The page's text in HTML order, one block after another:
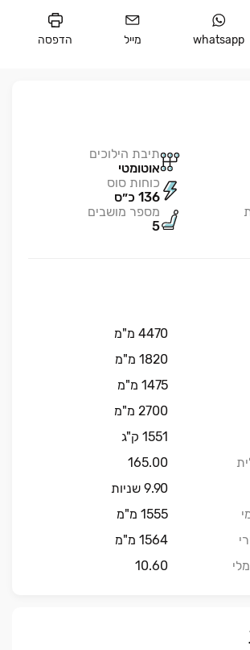
whatsapp מייל הדפסה
תיבת הילוכים
אוטומטי
כוחות סוס
136 כ״ס
מספר מושבים
5
4470 מ"מ
1820 מ"מ
1475 מ"מ
2700 מ"מ
1551 ק"ג
165.00
9.90 שניות
1555 מ"מ
1564 מ"מ
10.60